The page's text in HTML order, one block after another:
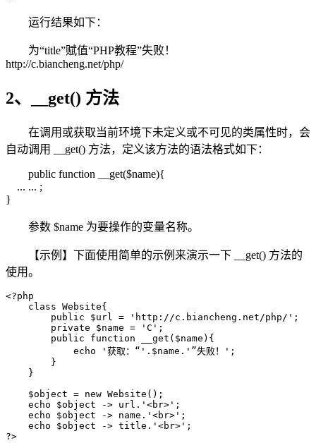
运行结果如下：
为“title”赋值“PHP教程”失败！
http://c.biancheng.net/php/
2、__get() 方法
在调用或获取当前环境下未定义或不可见的类属性时，会
自动调用 __get() 方法，定义该方法的语法格式如下：
public function __get($name){
... ... ;
}
参数 $name 为要操作的变量名称。
【示例】下面使用简单的示例来演示一下 __get() 方法的
使用。
<?php
    class Website{
        public $url = 'http://c.biancheng.net/php/';
        private $name = 'C';
        public function __get($name){
            echo '获取：“'.$name.'”失败！';
        }
    }
    $object = new Website();
    echo $object -> url.'<br>';
    echo $object -> name.'<br>';
    echo $object -> title.'<br>';
?>